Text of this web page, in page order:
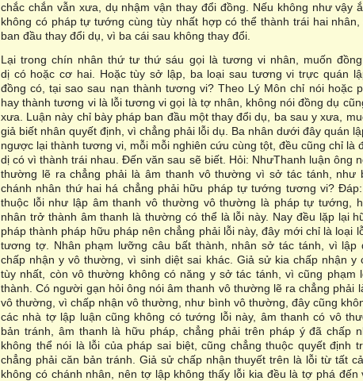
chắc chắn vẫn xưa, dụ nhậm vận thay đổi đồng. Nếu không như vậy
không có pháp tự tướng cùng tùy nhất hợp có thể thành trái hai nhân,
ban đầu thay đổi dụ, vì ba cái sau không thay đổi.
Lại trong chín nhân thứ tư thứ sáu gọi là tương vi nhân, muốn đồng
dị có hoặc cơ hai. Hoặc tùy sở lập, ba loại sau tương vi trực quán
đồng có, tại sao sau nạn thành tương vi? Theo Lý Môn chỉ nói hoặc
hay thành tương vi là lỗi tương vi gọi là tợ nhân, không nói đồng dụ
xưa. Luận này chỉ bày pháp ban đầu một thay đổi dụ, ba sau y xưa,
giả biết nhân quyết định, vì chẳng phải lỗi dụ. Ba nhân dưới đây quán
ngược lại thành tương vi, mỗi mỗi nghiên cứu cùng tột, đều cũng chỉ là
dị có vì thành trái nhau. Đến văn sau sẽ biết. Hỏi: NhưThanh luận ông
thường lẽ ra chẳng phải là âm thanh vô thường vì sở tác tánh, như
chánh nhân thứ hai há chẳng phải hữu pháp tự tướng tương vi?
thuộc lỗi như lập âm thanh vô thường vô thường là pháp tự tướng,
nhân trở thành âm thanh là thường có thể là lỗi này. Nay đều lặp lại
pháp thành pháp hữu pháp nên chẳng phải lỗi này, đây mới chỉ là loại
tương tợ. Nhân phạm lưỡng câu bất thành, nhân sở tác tánh, vì lập
chấp nhận y vô thường, vì sinh diệt sai khác. Giả sử kia chấp nhận y
tùy nhất, còn vô thường không có năng y sở tác tánh, vì cũng phạm
thành. Có người gạn hỏi ông nói âm thanh vô thường lẽ ra chẳng phải
vô thường, vì chấp nhận vô thường, như bình vô thường, đây cũng
các nhà tợ lập luận cũng không có tướng lỗi này, âm thanh có vô
bản tránh, âm thanh là hữu pháp, chẳng phải trên pháp ý đã chấp
không thể nói là lỗi của pháp sai biệt, cũng chẳng thuộc quyết định
chẳng phải căn bản tránh. Giả sử chấp nhận thuyết trên là lỗi từ tất
không có chánh nhân, nên tợ lập không thấy lỗi kia đều là tợ phá đến